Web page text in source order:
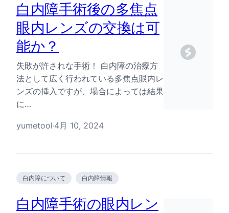
白内障手術後の多焦点
眼内レンズの交換は可
能か？
失敗が許されな手術！ 白内障の治療方
法として広く行われている多焦点眼内レ
ンズの挿入ですが、場合によっては結果
に…
yumetool·4月 10, 2024
白内障について 白内障情報
白内障手術の眼内レン